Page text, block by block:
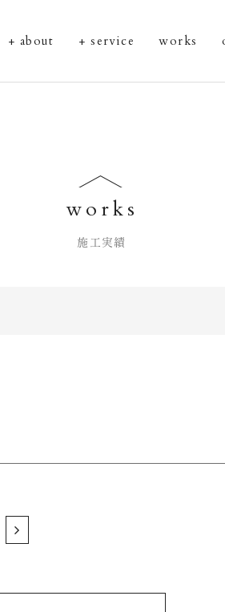
about service works
works
施工実績